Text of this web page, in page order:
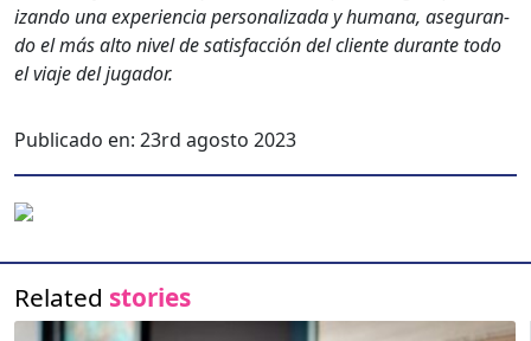
izan­do una expe­ri­en­cia per­son­al­iza­da y humana, ase­gu­ran­
do el más alto niv­el de sat­is­fac­ción del cliente durante todo
el via­je del jugador.
Publicado en: 23rd agosto 2023
Related stories